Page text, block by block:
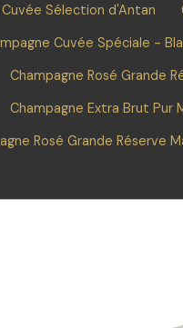
Sélection d'Antan
Cuvée Spéciale -
Champagne Rosé Grande
Champagne Extra Brut Pur
Rosé Grande Réserve